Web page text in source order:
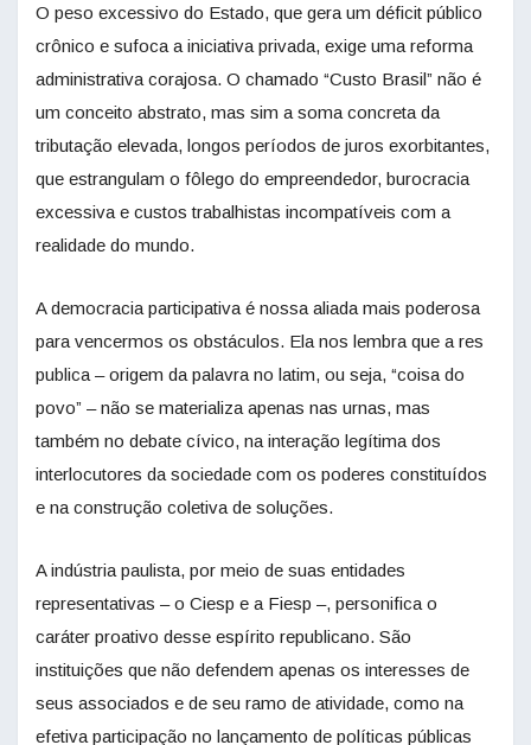
O peso excessivo do Estado, que gera um déficit público
crônico e sufoca a iniciativa privada, exige uma reforma
administrativa corajosa. O chamado “Custo Brasil” não é
um conceito abstrato, mas sim a soma concreta da
tributação elevada, longos períodos de juros exorbitantes,
que estrangulam o fôlego do empreendedor, burocracia
excessiva e custos trabalhistas incompatíveis com a
realidade do mundo.
A democracia participativa é nossa aliada mais poderosa
para vencermos os obstáculos. Ela nos lembra que a res
publica – origem da palavra no latim, ou seja, “coisa do
povo” – não se materializa apenas nas urnas, mas
também no debate cívico, na interação legítima dos
interlocutores da sociedade com os poderes constituídos
e na construção coletiva de soluções.
A indústria paulista, por meio de suas entidades
representativas – o Ciesp e a Fiesp –, personifica o
caráter proativo desse espírito republicano. São
instituições que não defendem apenas os interesses de
seus associados e de seu ramo de atividade, como na
efetiva participação no lançamento de políticas públicas